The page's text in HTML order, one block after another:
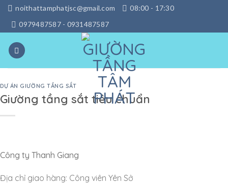
Skip
content
noithattamphatjsc@gmail.com
08:00 - 17:30
0979487587 - 0931487587
DỰ ÁN GIƯỜNG TẦNG SẮT
Giường tầng sắt tiêu chuẩn
Công ty Thanh Giang
Địa chỉ giao hàng: Công viên Yên Sở